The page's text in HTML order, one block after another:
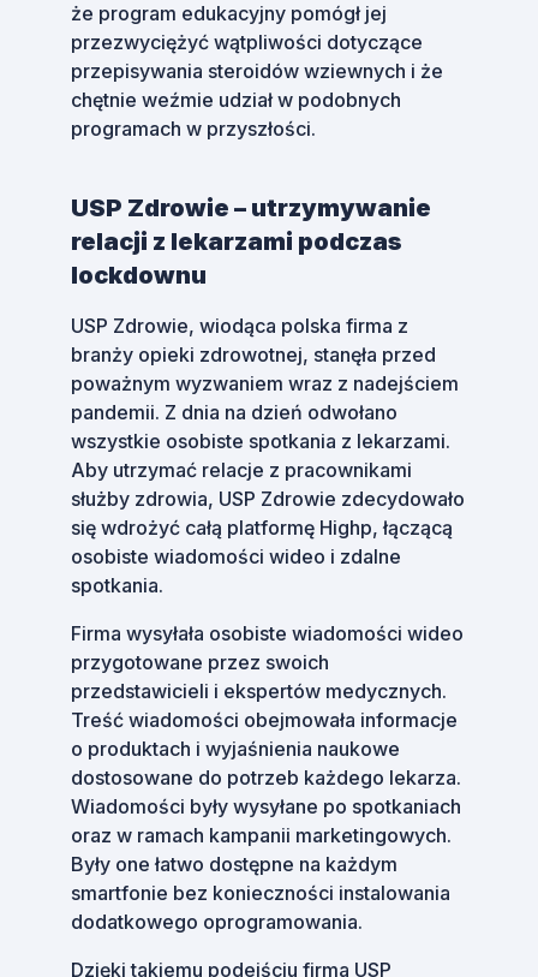
że program edukacyjny pomógł jej
przezwyciężyć wątpliwości dotyczące
przepisywania steroidów wziewnych i że
chętnie weźmie udział w podobnych
programach w przyszłości.
USP Zdrowie – utrzymywanie
relacji z lekarzami podczas
lockdownu
USP Zdrowie, wiodąca polska firma z
branży opieki zdrowotnej, stanęła przed
poważnym wyzwaniem wraz z nadejściem
pandemii. Z dnia na dzień odwołano
wszystkie osobiste spotkania z lekarzami.
Aby utrzymać relacje z pracownikami
służby zdrowia, USP Zdrowie zdecydowało
się wdrożyć całą platformę Highp, łączącą
osobiste wiadomości wideo i zdalne
spotkania.
Firma wysyłała osobiste wiadomości wideo
przygotowane przez swoich
przedstawicieli i ekspertów medycznych.
Treść wiadomości obejmowała informacje
o produktach i wyjaśnienia naukowe
dostosowane do potrzeb każdego lekarza.
Wiadomości były wysyłane po spotkaniach
oraz w ramach kampanii marketingowych.
Były one łatwo dostępne na każdym
smartfonie bez konieczności instalowania
dodatkowego oprogramowania.
Dzięki takiemu podejściu firma USP